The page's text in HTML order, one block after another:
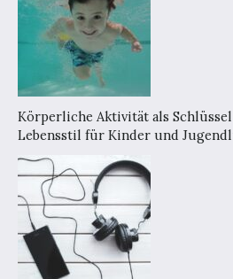
Körperliche Aktivität als
Lebensstil für Kinder und